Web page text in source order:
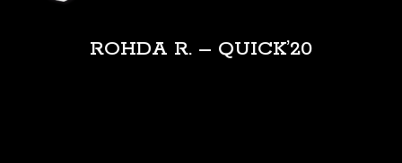
ROHDA R. – QUICK’20